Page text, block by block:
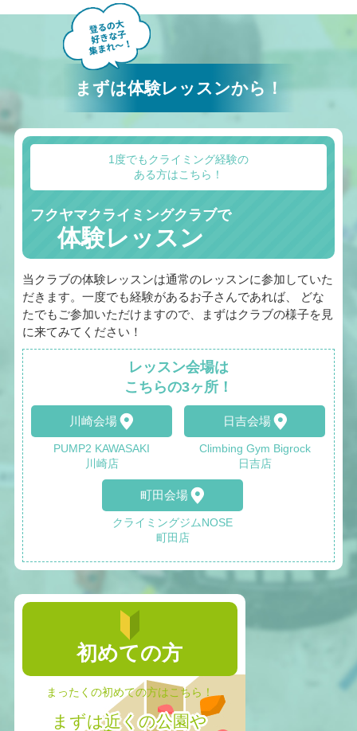
まずは体験レッスンから！
1度でもクライミング経験の
ある方はこちら！
フクヤマクライミングクラブで
体験レッスン
当クラブの体験レッスンは通常のレッスンに参加していた
だきます。一度でも経験があるお子さんであれば、 どな
たでもご参加いただけますので、まずはクラブの様子を見
に来てみてください！
レッスン会場は
こちらの3ヶ所！
川崎会場
PUMP2 KAWASAKI
川崎店
日吉会場
Climbing Gym Bigrock
日吉店
町田会場
クライミングジムNOSE
町田店
初めての方
まったくの初めての方はこちら！
まずは近くの公園や